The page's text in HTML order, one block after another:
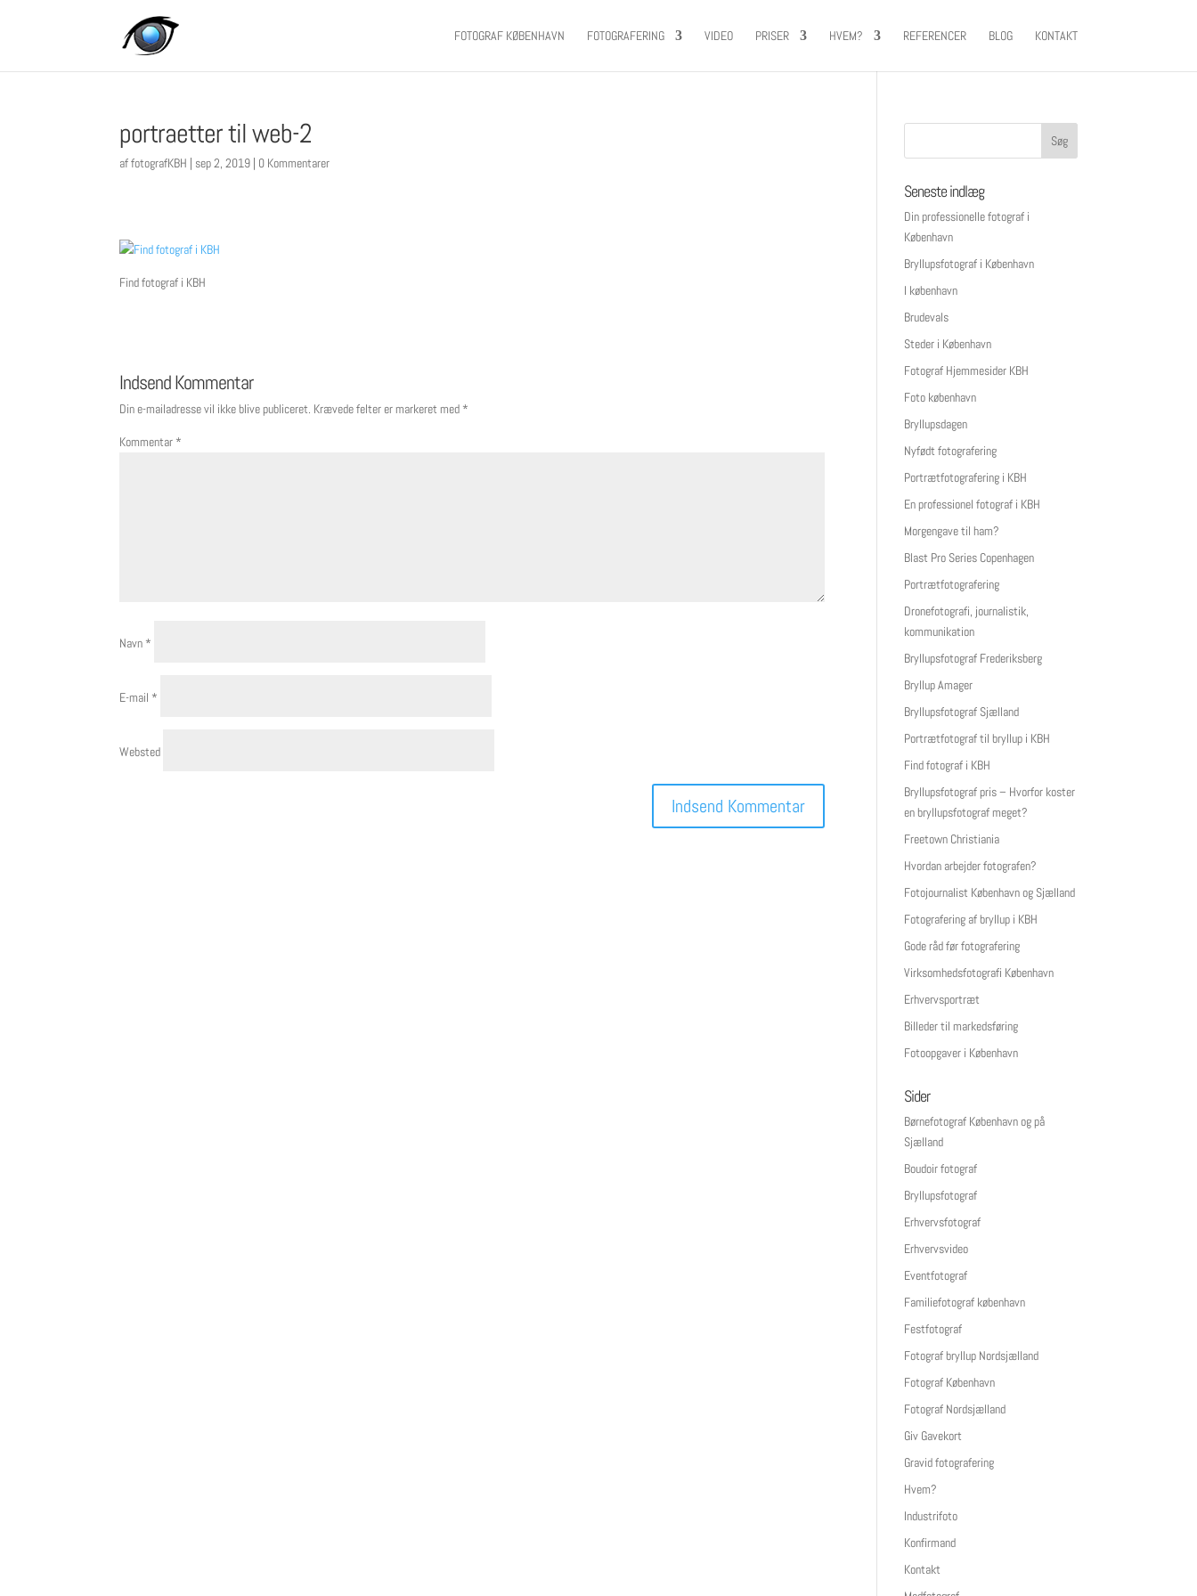
FOTOGRAF KØBENHAVN FOTOGRAFERING VIDEO PRISER HVEM? REFERENCER BLOG KONTAKT
portraetter til web-2
affotografKBH | sep 2, 2019 | 0 Kommentarer
Find fotograf i KBH
Indsend Kommentar
Din e-mailadresse vil ikke blive publiceret. Krævede felter er markeret med *
Kommentar *
Navn *
E-mail *
Websted
Seneste indlæg
Din professionelle fotograf i
København
Bryllupsfotograf i København
I københavn
Brudevals
Steder i København
Fotograf Hjemmesider KBH
Foto københavn
Bryllupsdagen
Nyfødt fotografering
Portrætfotografering i KBH
En professionel fotograf i KBH
Morgengave til ham?
Blast Pro Series Copenhagen
Portrætfotografering
Dronefotografi, journalistik,
kommunikation
Bryllupsfotograf Frederiksberg
Bryllup Amager
Bryllupsfotograf Sjælland
Portrætfotograf til bryllup i KBH
Find fotograf i KBH
Bryllupsfotograf pris – Hvorfor koster
en bryllupsfotograf meget?
Freetown Christiania
Hvordan arbejder fotografen?
Fotojournalist København og Sjælland
Fotografering af bryllup i KBH
Gode råd før fotografering
Virksomhedsfotografi København
Erhvervsportræt
Billeder til markedsføring
Fotoopgaver i København
Sider
Børnefotograf København og på
Sjælland
Boudoir fotograf
Bryllupsfotograf
Erhvervsfotograf
Erhvervsvideo
Eventfotograf
Familiefotograf københavn
Festfotograf
Fotograf bryllup Nordsjælland
Fotograf København
Fotograf Nordsjælland
Giv Gavekort
Gravid fotografering
Hvem?
Industrifoto
Konfirmand
Kontakt